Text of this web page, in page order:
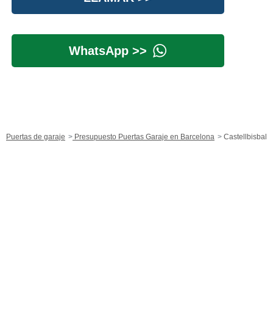
WhatsApp >>
Puertas de garaje Presupuesto Puertas Garaje en Barcelona Castellbisbal